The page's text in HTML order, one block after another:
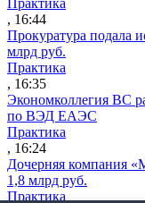
, 16:44
Прокуратура подала
млрд руб.
Практика
, 16:35
Экономколлегия ВС
по ВЭД ЕАЭС
Практика
, 16:24
Дочерняя компания
1,8 млрд руб.
Практика